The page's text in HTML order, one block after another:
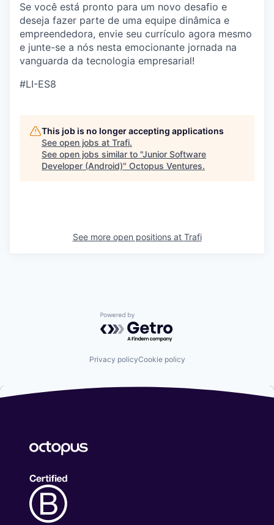
Se você está pronto para um novo desafio e
deseja fazer parte de uma equipe dinâmica e
empreendedora, envie seu currículo agora mesmo
e junte-se a nós nesta emocionante jornada na
vanguarda da tecnologia empresarial!
#LI-ES8
This job is no longer accepting applications
See open jobs at Trafi.
See open jobs similar to "Junior Software
Developer (Android)" Octopus Ventures.
See more open positions at Trafi
Powered by Getro.com
Privacy policyCookie policy